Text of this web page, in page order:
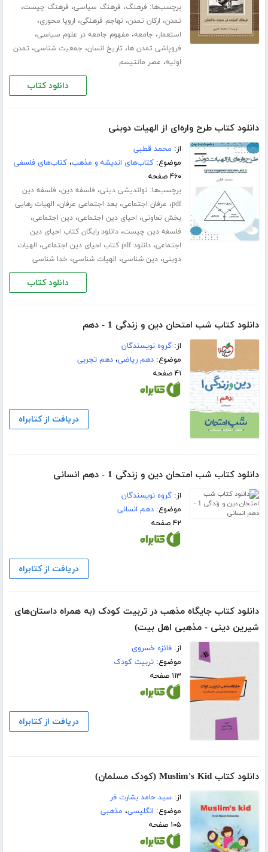
برچسب‌ها: فرهنگ، فرهنگ سیاسی، فرهنگ چیست،
تمدن، ارکان تمدن، تهاجم فرهنگی، اروپا محوری،
استعمار، جامعه، مفهوم جامعه در علوم سیاسی،
فروپاشی تمدن ها، تاریخ انسان، جمعیت شناسی، تمدن
اولیه، عصر مانتیسم
دانلود کتاب
دانلود کتاب طرح واره‌ای از الهیات دوبنی
از: محمد قطبی
موضوع:کتاب‌های اندیشه و مذهب،کتاب‌های فلسفی
۴۶۰ صفحه
برچسب‌ها:نواندیشی دینی، فلسفه دین، فلسفه دین
pdf، عرفان اجتماعی،بعد اجتماعی عرفان، الهیات رهایی
بخش تعاونی، احیای دین اجتماعی،دین اجتماعی،
فلسفه دین چیست،دانلود رایگان کتاب احیای دین
اجتماعی،دانلود pdf کتاب احیای دین اجتماعی ، الهیات
دوبنی،دین شناسی، الهیات شناسی، خدا شناسی
دانلود کتاب
دانلود کتاب شب امتحان دین و زندگی 1 - دهم
از:گروه نویسندگان
موضوع:دهم ریاضی،دهم تجربی
۴۱ صفحه
دریافت از کتابراه
دانلود کتاب شب امتحان دین و زندگی 1 - دهم انسانی
از:گروه نویسندگان
موضوع:دهم انسانی
۴۲ صفحه
دریافت از کتابراه
دانلود کتاب جایگاه مذهب در تربیت کودک (به همراه داستان‌های
شیرین دینی - مذهبی اهل بیت)
از:فائزه خسروی
موضوع:تربیت کودک
۱۱۳ صفحه
دریافت از کتابراه
دانلود کتاب Muslim's Kid (کودک مسلمان)
از:سید حامد بشارت فر
موضوع: انگلیسی، مذهبی
۱۰۵ صفحه